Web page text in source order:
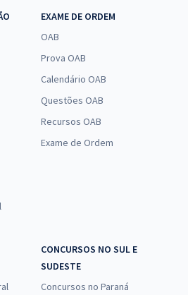
EXAME DE ORDEM
OAB
Prova OAB
Calendário OAB
Questões OAB
Recursos OAB
Exame de Ordem
CONCURSOS NO SUL E
SUDESTE
Concursos no Paraná